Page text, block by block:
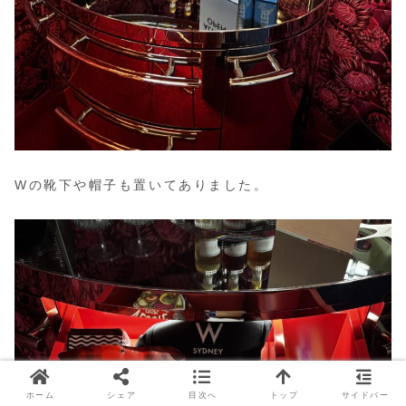
Wの靴下や帽子も置いてありました。
ホーム シェア 目次へ トップ サイドバー